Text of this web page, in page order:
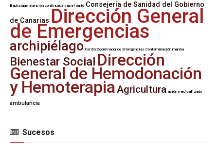
Backstage atención continuada tras el parto Consejería de Sanidad del Gobierno
de Canarias Dirección General
de Emergencias
archipiélago Centro Coordinador de Emergencias Contaminación marina
Bienestar Social Dirección
General de Hemodonación
y HemoterapiaAgricultura avión medicalizado
ambulancia
Sucesos
SUCESOS